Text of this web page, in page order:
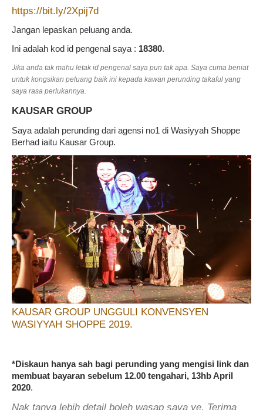
https://bit.ly/2Xpij7d
Jangan lepaskan peluang anda.
Ini adalah kod id pengenal saya : 18380.
Jika anda tak mahu letak id pengenal saya pun tak apa. Saya cuma beniat
untuk kongsikan peluang baik ini kepada kawan perunding takaful yang
saya rasa perlukannya.
KAUSAR GROUP
Saya adalah perunding dari agensi no1 di Wasiyyah Shoppe
Berhad iaitu Kausar Group.
KAUSAR GROUP UNGGULI KONVENSYEN
WASIYYAH SHOPPE 2019.
*Diskaun hanya sah bagi perunding yang mengisi link dan
membuat bayaran sebelum 12.00 tengahari, 13hb April
2020.
Nak tanya lebih detail boleh wasap saya ye. Terima